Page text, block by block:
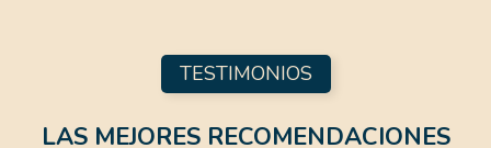
TESTIMONIOS
LAS MEJORES RECOMENDACIONES